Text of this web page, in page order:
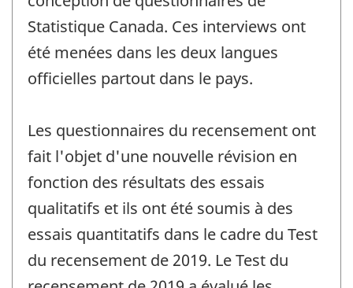
Statistique Canada. Ces interviews ont
été menées dans les deux langues
officielles partout dans le pays.
Les questionnaires du recensement ont
fait l'objet d'une nouvelle révision en
fonction des résultats des essais
qualitatifs et ils ont été soumis à des
essais quantitatifs dans le cadre du Test
du recensement de 2019. Le Test du